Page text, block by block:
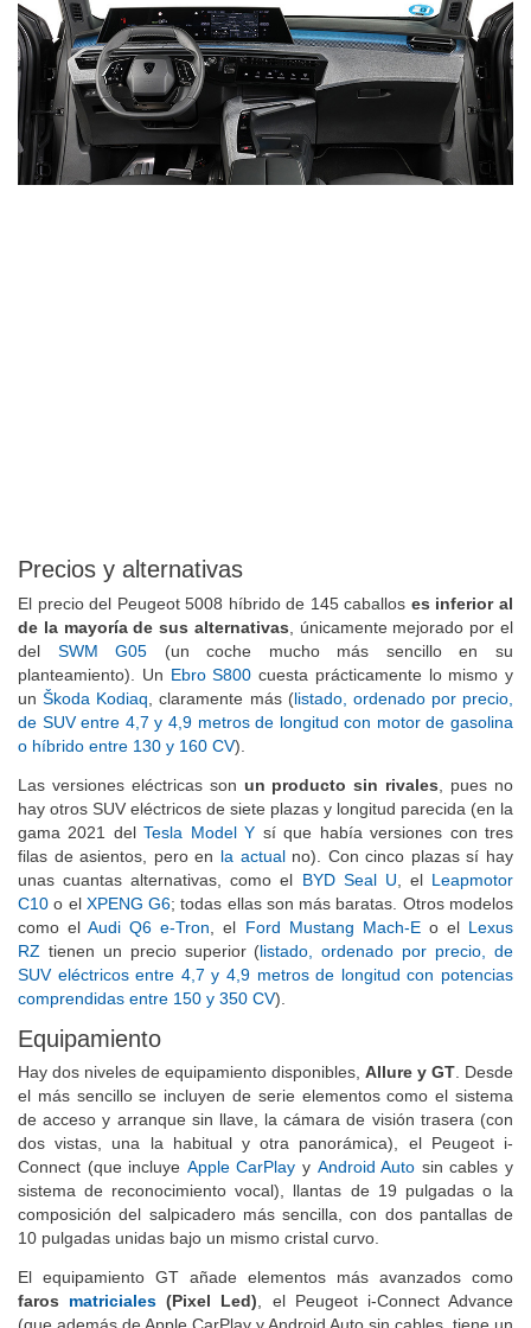
Precios y alternativas
El precio del Peugeot 5008 híbrido de 145 caballoses inferior al
de la mayoría de sus alternativas, únicamente mejorado por el
delSWM G05 (un coche mucho más sencillo en su
planteamiento). UnEbro S800cuesta prácticamente lo mismo y
un Škoda Kodiaq , claramente más (listado, ordenado por precio,
de SUV entre 4,7 y 4,9 metros de longitud con motor de gasolina
Las versiones eléctricas sonun producto sin rivales, pues no
hay otros SUV eléctricos de siete plazas y longitud parecida (en la
gama 2021 del Tesla Model Ysí que había versiones con tres
filas de asientos, pero en
la actualno). Con cinco plazas sí hay
unas cuantas alternativas, como elBYD Seal U , elLeapmotor
C10o el XPENG G6 ; todas ellas son más baratas. Otros modelos
como elAudi Q6 e-Tron, elFord Mustang Mach-Eo elLexus
RZtienen un precio superior (listado, ordenado por precio, de
SUV eléctricos entre 4,7 y 4,9 metros de longitud con potencias
Equipamiento
Hay dos niveles de equipamiento disponibles,Allure y GT . Desde
el más sencillo se incluyen de serie elementos como el sistema
de acceso y arranque sin llave, la cámara de visión trasera (con
dos vistas, una la habitual y otra panorámica), el Peugeot i-
Connect (que incluyeApple CarPlayyAndroid Autosin cables y
sistema de reconocimiento vocal), llantas de 19 pulgadas o la
composición del salpicadero más sencilla, con dos pantallas de
El equipamiento GT añade elementos más avanzados como
farosmatriciales(Pixel Led), el Peugeot i-Connect Advance